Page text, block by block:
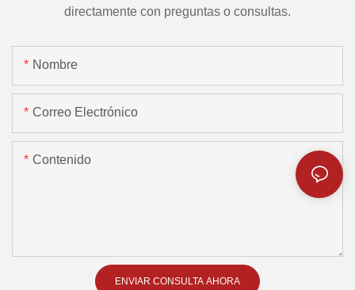
directamente con preguntas o consultas.
Nombre
Correo Electrónico
Contenido
ENVIAR CONSULTA AHORA